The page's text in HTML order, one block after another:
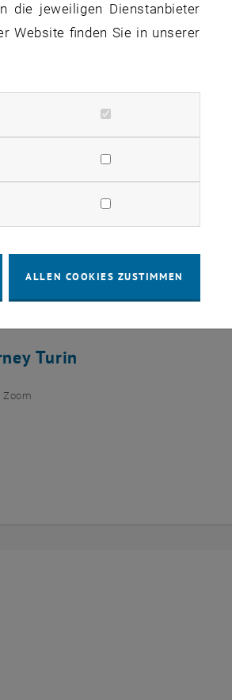
Turin
Zoom
die jeweiligen Dienstanbieter
Website finden Sie in unserer
ALLEN COOKIES ZUSTIMMEN